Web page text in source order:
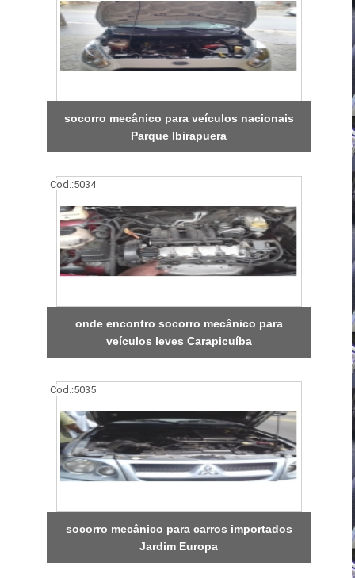
socorro mecânico para veículos nacionais
Parque Ibirapuera
Cod.:5034
onde encontro socorro mecânico para
veículos leves Carapicuíba
Cod.:5035
socorro mecânico para carros importados
Jardim Europa